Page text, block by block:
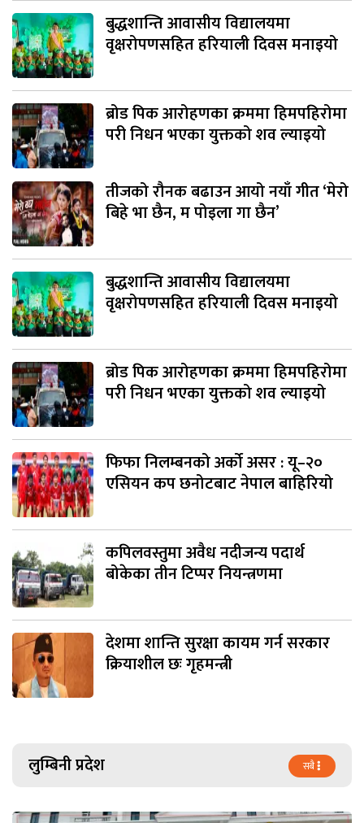
बुद्धशान्ति आवासीय विद्यालयमा
वृक्षरोपणसहित हरियाली दिवस मनाइयो
ब्रोड पिक आरोहणका क्रममा हिमपहिरोमा
परी निधन भएका युक्तको शव ल्याइयो
तीजको रौनक बढाउन आयो नयाँ गीत ‘मेरो
बिहे भा छैन, म पोइला गा छैन’
बुद्धशान्ति आवासीय विद्यालयमा
वृक्षरोपणसहित हरियाली दिवस मनाइयो
ब्रोड पिक आरोहणका क्रममा हिमपहिरोमा
परी निधन भएका युक्तको शव ल्याइयो
फिफा निलम्बनको अर्को असर : यू–२०
एसियन कप छनोटबाट नेपाल बाहिरियो
कपिलवस्तुमा अवैध नदीजन्य पदार्थ
बोकेका तीन टिप्पर नियन्त्रणमा
देशमा शान्ति सुरक्षा कायम गर्न सरकार
क्रियाशील छः गृहमन्त्री
लुम्बिनी प्रदेश सबै